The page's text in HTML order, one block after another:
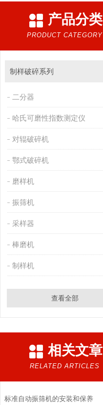
产品分类
PRODUCT CATEGORY
制样破碎系列
二分器
哈氏可磨性指数测定仪
对辊破碎机
鄂式破碎机
磨样机
振筛机
采样器
棒磨机
制样机
查看全部
相关文章
RELATED ARTICLES
标准自动振筛机的安装和保养